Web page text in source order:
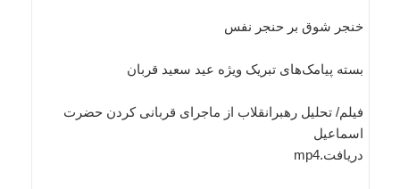
خنجر شوق بر حنجر نفس
بسته پیامک‌های تبریک ویژه عید سعید قربان
فیلم/ تحلیل رهبرانقلاب از ماجرای قربانی کردن حضرت
اسماعیل
دریافت.mp4